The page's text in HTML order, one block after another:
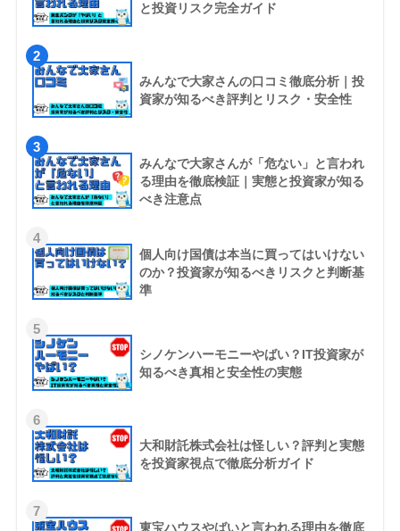
と投資リスク完全ガイド
2
みんなで大家さんの口コミ徹底分析｜投
資家が知るべき評判とリスク・安全性
3
みんなで大家さんが「危ない」と言われ
る理由を徹底検証｜実態と投資家が知る
べき注意点
4
個人向け国債は本当に買ってはいけない
のか？投資家が知るべきリスクと判断基
準
5
シノケンハーモニーやばい？IT投資家が
知るべき真相と安全性の実態
6
大和財託株式会社は怪しい？評判と実態
を投資家視点で徹底分析ガイド
7
東宝ハウスやばいと言われる理由を徹底